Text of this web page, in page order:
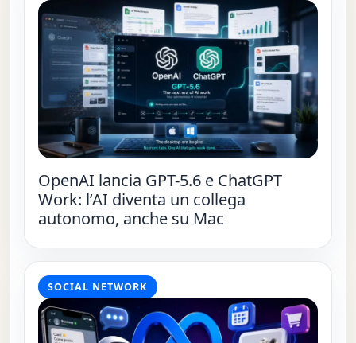
OpenAI lancia GPT-5.6 e ChatGPT
Work: l’AI diventa un collega
autonomo, anche su Mac
SOCIAL NETWORK